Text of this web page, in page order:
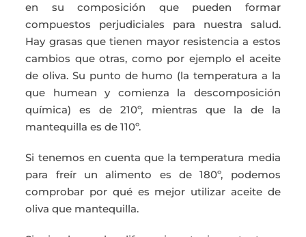
en su composición que pueden formar
compuestos perjudiciales para nuestra salud.
Hay grasas que tienen mayor resistencia a estos
cambios que otras, como por ejemplo el aceite
de oliva. Su punto de humo (la temperatura a la
que humean y comienza la descomposición
química) es de 210º, mientras que la de la
mantequilla es de 110º.
Si tenemos en cuenta que la temperatura media
para freír un alimento es de 180º, podemos
comprobar por qué es mejor utilizar aceite de
oliva que mantequilla.